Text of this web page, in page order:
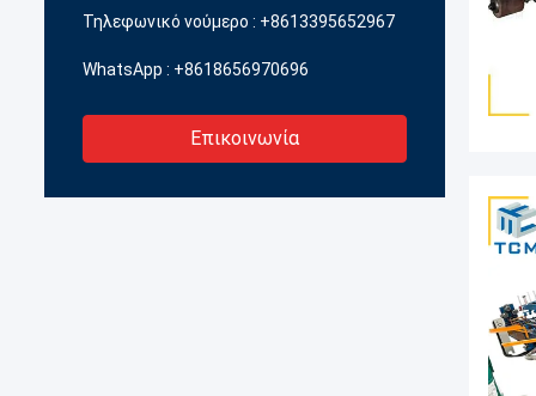
Τηλεφωνικό νούμερο : +8613395652967
WhatsApp : +8618656970696
Επικοινωνία